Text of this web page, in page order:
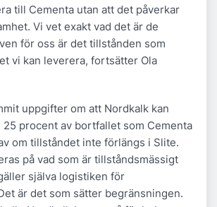
till Cementa utan att det påverkar
Vi vet exakt vad det är de
för oss är det tillstånden som
vi kan leverera, fortsätter Ola
uppgifter om att Nordkalk kan
procent av bortfallet som Cementa
om tillståndet inte förlängs i Slite.
på vad som är tillståndsmässigt
själva logistiken för
är det som sätter begränsningen.